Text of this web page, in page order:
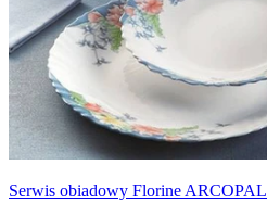
Serwis obiadowy Florine ARCOPAL